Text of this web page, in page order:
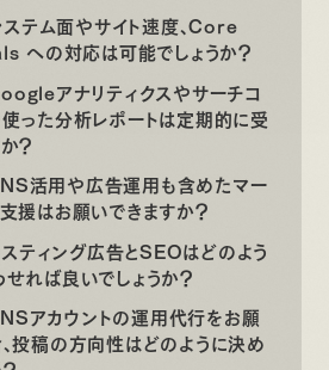
テム面やサイト速度、Core
への対応は可能でしょうか？
アナリティクスやサーチコ
った分析レポートは定期的に受
？
活用や広告運用も含めたマー
援はお願いできますか？
ィング広告とSEOはどのよう
れば良いでしょうか？
アカウントの運用代行をお願
投稿の方向性はどのように決め